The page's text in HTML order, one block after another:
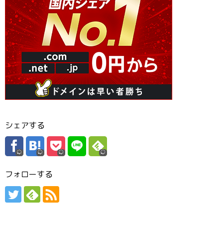
シェアする
フォローする